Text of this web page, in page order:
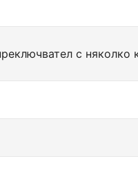
с няколко